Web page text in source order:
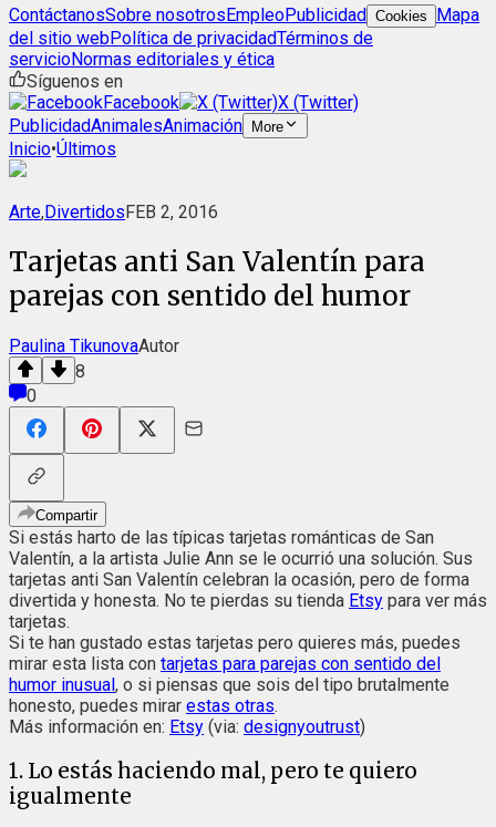
ContáctanosSobre nosotrosEmpleoPublicidad Cookies
Mapa
del sitio webPolítica de privacidadTérminos de
servicioNormas editoriales y ética
Síguenos en
Facebook
X (Twitter)
PublicidadAnimalesAnimación More
Inicio•Últimos
Arte,DivertidosFEB 2, 2016
Tarjetas anti San Valentín para
parejas con sentido del humor
Paulina TikunovaAutor
8
0
Compartir
Si estás harto de las típicas tarjetas románticas de San
Valentín, a la artista Julie Ann se le ocurrió una solución. Sus
tarjetas anti San Valentín celebran la ocasión, pero de forma
divertida y honesta. No te pierdas su tienda Etsy para ver más
tarjetas.
Si te han gustado estas tarjetas pero quieres más, puedes
mirar esta lista con tarjetas para parejas con sentido del
humor inusual, o si piensas que sois del tipo brutalmente
honesto, puedes mirar estas otras.
Más información en: Etsy (via: designyoutrust)
1. Lo estás haciendo mal, pero te quiero
igualmente